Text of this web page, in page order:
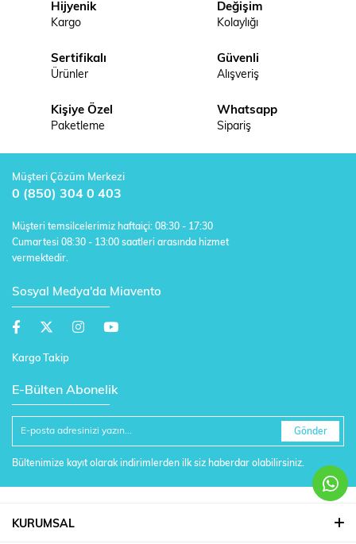
Hijyenik
Kargo
Değişim
Kolaylığı
Sertifikalı
Ürünler
Güvenli
Alışveriş
Kişiye Özel
Paketleme
Whatsapp
Sipariş
Müşteri Çözüm Merkezi
0 (850) 304 0 403
Müşteri temsilcelerimiz haftaiçi: 08:30 - 17:30
Cumartesi 08:30 - 13:00 saatleri arasında hizmet
vermektedir.
Sosyal Medya'da Miavento
Kargo Takip
E-Bülten Abonelik
Gönder
Bültenimize kayıt olarak indirimlerden ilk siz haberdar olabilirsiniz.
KURUMSAL